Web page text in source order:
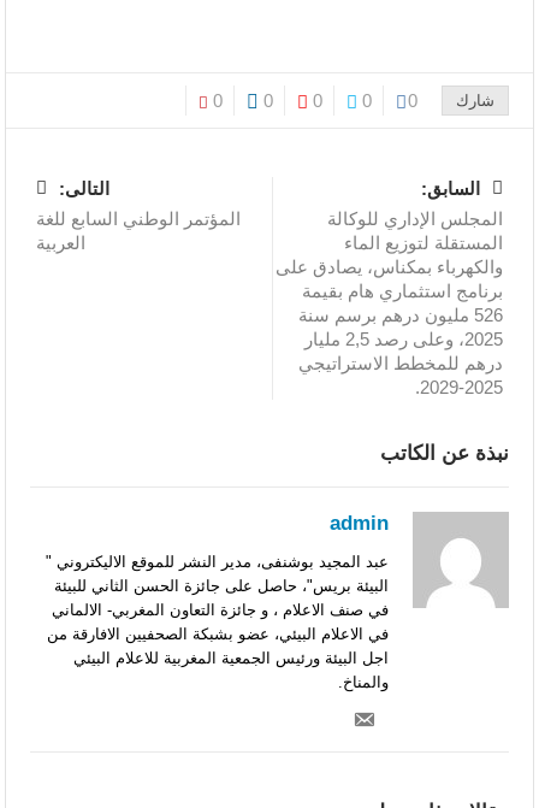
شارك 0
0
0
0
0
السابق:
المجلس الإداري للوكالة
المستقلة لتوزيع الماء
والكهرباء بمكناس، يصادق على
برنامج استثماري هام بقيمة
526 مليون درهم برسم سنة
2025، وعلى رصد 2,5 مليار
درهم للمخطط الاستراتيجي
2025-2029.
التالى:
المؤتمر الوطني السابع للغة
العربية
نبذة عن الكاتب
admin
عبد المجيد بوشنفى، مدير النشر للموقع الاليكتروني "
البيئة بريس"، حاصل على جائزة الحسن الثاني للبيئة
في صنف الاعلام ، و جائزة التعاون المغربي- الالماني
في الاعلام البيئي، عضو بشبكة الصحفيين الافارقة من
اجل البيئة ورئيس الجمعية المغربية للاعلام البيئي
والمناخ.